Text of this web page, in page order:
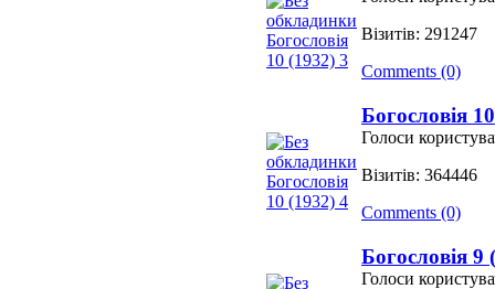
Візитів: 291247
Comments (0)
Богословія
Голоси
Візитів: 364446
Comments (0)
Богословія 9
Голоси